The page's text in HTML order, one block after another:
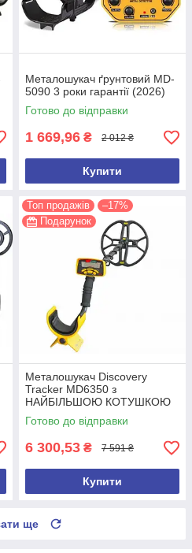
Металошукач ґрунтовий MD-
5090 3 роки гарантії (2026)
Готово до відправки
1 669,96 ₴ 2 012 ₴
Купити
Топ продажів
–17%
Подарунок
Металошукач Discovery
Tracker MD6350 з
НАЙБІЛЬШОЮ КОТУШКОЮ
15 дюймів
Готово до відправки
6 300,53 ₴ 7 591 ₴
Купити
ще